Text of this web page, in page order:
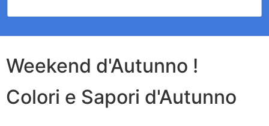
Weekend d'Autunno !
Colori e Sapori d'Autunno